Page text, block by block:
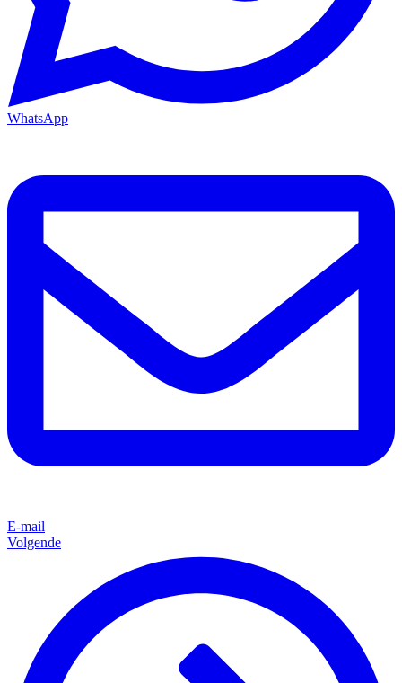
WhatsApp
E-mail
Volgende